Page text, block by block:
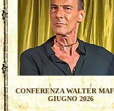
CONFERENZA WALTER
GIUGNO 2026